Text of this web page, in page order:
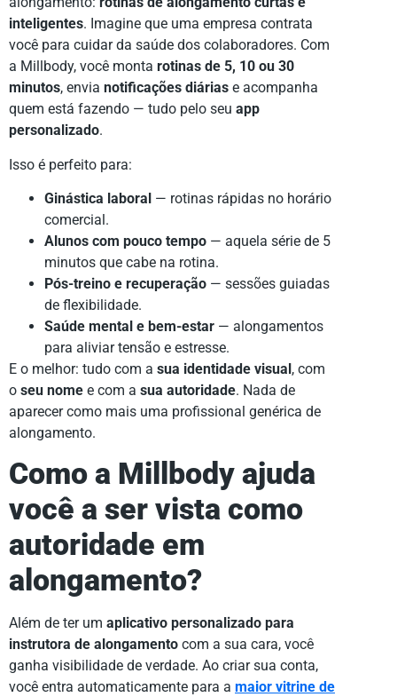
inteligentes. Imagine que uma empresa contrata
você para cuidar da saúde dos colaboradores. Com
a Millbody, você monta rotinas de 5, 10 ou 30
minutos, envia notificações diárias e acompanha
quem está fazendo — tudo pelo seu app
personalizado.
Isso é perfeito para:
Ginástica laboral — rotinas rápidas no horário
comercial.
Alunos com pouco tempo — aquela série de 5
minutos que cabe na rotina.
Pós-treino e recuperação — sessões guiadas
de flexibilidade.
Saúde mental e bem-estar — alongamentos
para aliviar tensão e estresse.
E o melhor: tudo com a sua identidade visual, com
o seu nome e com a sua autoridade. Nada de
aparecer como mais uma profissional genérica de
alongamento.
Como a Millbody ajuda
você a ser vista como
autoridade em
alongamento?
Além de ter um aplicativo personalizado para
instrutora de alongamento com a sua cara, você
ganha visibilidade de verdade. Ao criar sua conta,
você entra automaticamente para a maior vitrine de